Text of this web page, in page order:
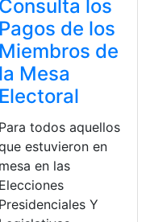
Consulta los
Pagos de los
Miembros de
la Mesa
Electoral
Para todos aquellos
estuvieron en
mesa en las
Elecciones
Presidenciales Y